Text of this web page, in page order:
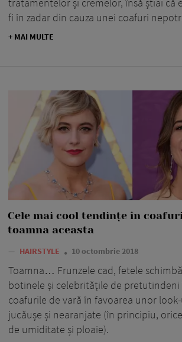
fi în zadar din cauza unei coafuri
+ MAI MULTE
Cele mai cool tendințe în
toamna aceasta
— HAIRSTYLE 10 octombrie 2018
Toamna… Frunzele cad, fetele
botinele și celebritățile de pretutindeni
coafurile de vară în favoarea unor
jucăușe și nearanjate (în principiu,
de umiditate și ploaie).